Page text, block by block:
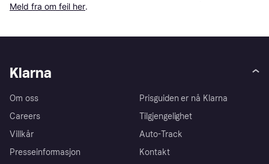
Meld fra om feil her.
Klarna
Om oss
Careers
Villkår
Presseinformasjon
Prisguiden er nå Klarna
Tilgjengelighet
Auto-Track
Kontakt